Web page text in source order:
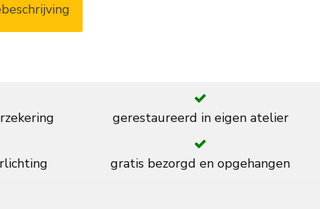
gerestaureerd in eigen atelier
gratis bezorgd en opgehangen